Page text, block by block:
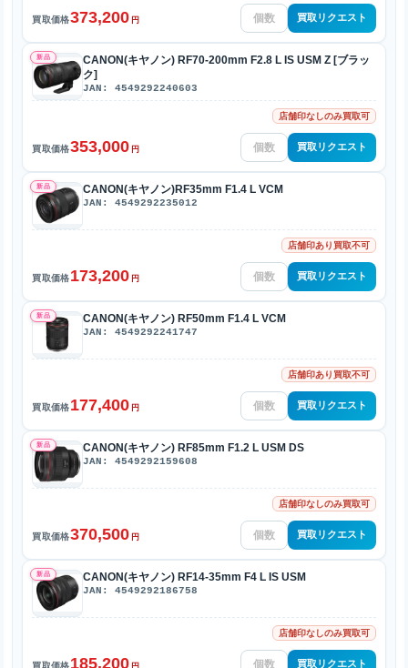
買取価格373,200 円 買取リクエスト
新品
CANON(キヤノン) RF70-200mm F2.8 L IS USM Z [ブラッ
ク]
JAN: 4549292240603
店舗印なしのみ買取可
買取価格353,000 円 買取リクエスト
新品 CANON(キヤノン)RF35mm F1.4 L VCM
JAN: 4549292235012
店舗印あり買取不可
買取価格173,200 円 買取リクエスト
新品 CANON(キヤノン) RF50mm F1.4 L VCM
JAN: 4549292241747
店舗印あり買取不可
買取価格177,400 円 買取リクエスト
新品 CANON(キヤノン) RF85mm F1.2 L USM DS
JAN: 4549292159608
店舗印なしのみ買取可
買取価格370,500 円 買取リクエスト
新品 CANON(キヤノン) RF14-35mm F4 L IS USM
JAN: 4549292186758
店舗印なしのみ買取可
買取価格185,200 買取リクエスト